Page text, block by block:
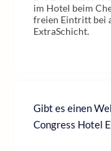
im Hotel beim
freien Eintritt bei
ExtraSchicht.
Gibt es einen
Congress Hotel